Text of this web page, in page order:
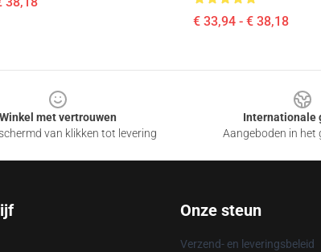
€ 33,94 - € 38,18
Winkel met vertrouwen
van klikken tot levering
Internationale
Aangeboden in het
Onze steun
Verzend- en leveringsbeleid